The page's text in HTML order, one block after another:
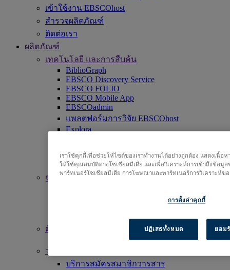
เข้าใช้งาน EBSCOhost
สำรวจผลิตภัณฑ์
ติดต่อเรา
ผลิตภัณฑ์
เทคโนโลยี และการสืบค้น
BiblioGraph
EBSCO Discovery Service
EBSCO FOLIO
EBSCO Mobile App
EBSCOadmin
แพลตฟอร์มการวิจัย EBSCOhost
Explora
Panorama
Stacks
ฐานข้อมูล & คลังเนื้อหา
ตัวช่วยในการตัดสินใจทางคลินิก
วารสาร แพ็คเกจ และนิตยสารอิเล็กทรอนิกส์
บริการสมัครสมาชิกวารสาร
เราใช้คุกกี้เพื่อช่วยให้ไซต์ของเราทำงานได้อย่างถูกต้อง แสดงเนื้
ให้ใช้คุณสมบัติทางโซเชียลมีเดีย และเพื่อวิเคราะห์การเข้าถึงข้อมู
พาร์ทเนอร์โซเชียลมีเดีย การโฆษณาและพาร์ทเนอร์การวิเคราะห์ขอ
การตั้งค่าคุกกี้
ปฏิเสธทั้งหมด ยอม